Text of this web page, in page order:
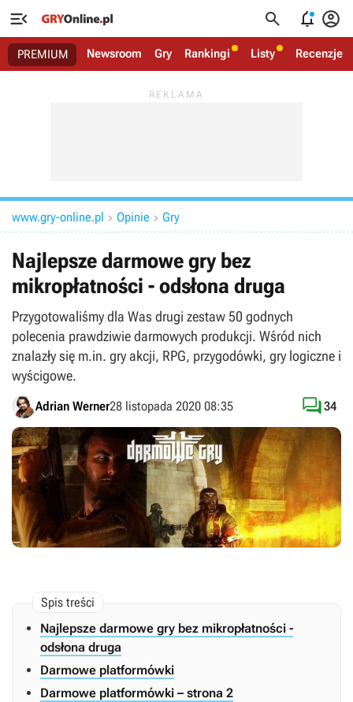
   
PREMIUM Newsroom Gry Rankingi Listy Recenzje
www.gry-online.pl  Opinie  Gry
Najlepsze darmowe gry bez
mikropłatności - odsłona druga
Przygotowaliśmy dla Was drugi zestaw 50 godnych
polecenia prawdziwie darmowych produkcji. Wśród nich
znalazły się m.in. gry akcji, RPG, przygodówki, gry logiczne i
wyścigowe.
Adrian Werner28 listopada 2020 08:35 34
Najlepsze darmowe gry bez mikropłatności -
odsłona druga
Darmowe platformówki
Darmowe platformówki – strona 2